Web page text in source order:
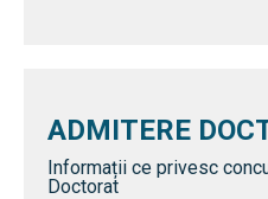
ADMITERE
Informații ce privesc
Doctorat